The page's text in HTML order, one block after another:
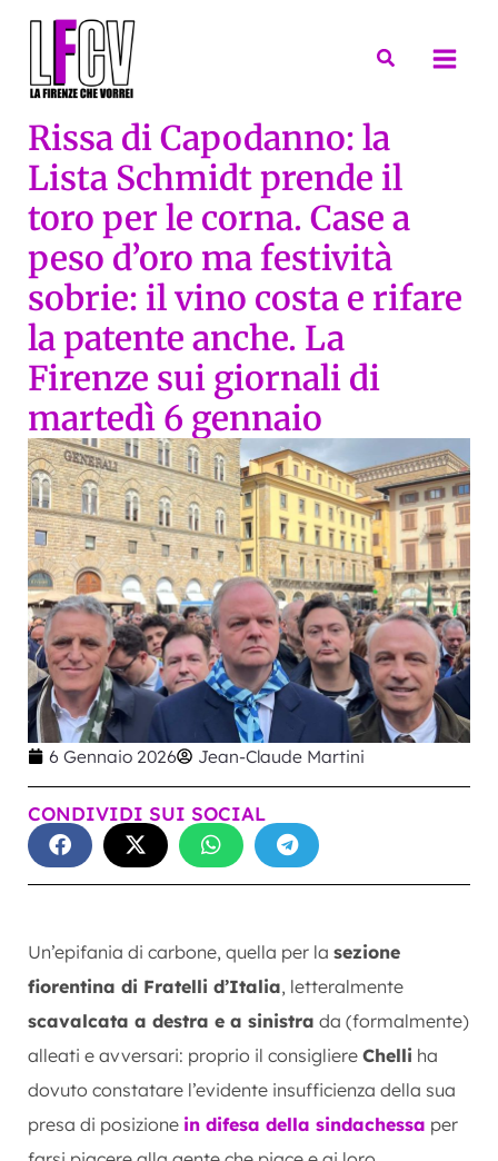
Cerca
Rissa di Capodanno: la
Lista Schmidt prende il
toro per le corna. Case a
peso d’oro ma festività
sobrie: il vino costa e rifare
la patente anche. La
Firenze sui giornali di
martedì 6 gennaio
6 Gennaio 2026 Jean-Claude Martini
CONDIVIDI SUI SOCIAL
Un’epifania di carbone, quella per la sezione
fiorentina di Fratelli d’Italia, letteralmente
scavalcata a destra e a sinistra da (formalmente)
alleati e avversari: proprio il consigliere Chelli ha
dovuto constatare l’evidente insufficienza della sua
presa di posizione in difesa della sindachessa per